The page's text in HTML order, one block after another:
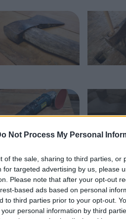
Not Process My Personal
of the sale, sharing to third parties, or
for targeted advertising by us, please
Please note that after your opt-out
based ads based on personal
to third parties prior to your opt-out.
personal information by third